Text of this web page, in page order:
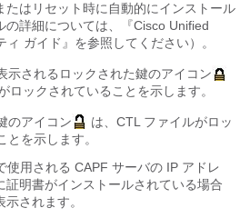
たはリセット時に自動的にインストール
の詳細については、『Cisco Unified
ガイド』を参照してください）。
示されるロックされた鍵のアイコン
ロックされていることを示します。
のアイコン
は、CTL ファイルがロッ
とを示します。
使用される CAPF サーバの IP アドレ
証明書がインストールされている場合
されます。